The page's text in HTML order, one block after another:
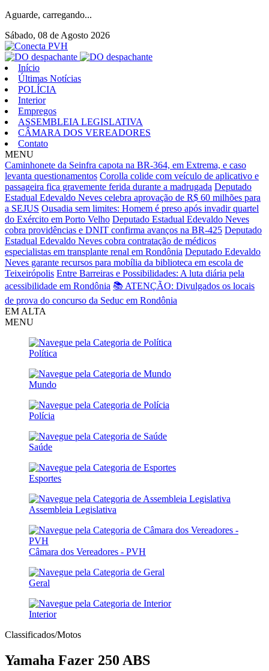
Aguarde, carregando...
Sábado, 08 de Agosto 2026
Início
Últimas Notícias
POLÍCIA
Interior
Empregos
ASSEMBLEIA LEGISLATIVA
CÂMARA DOS VEREADORES
Contato
MENU
Caminhonete da Seinfra capota na BR-364, em Extrema, e caso
levanta questionamentos Corolla colide com veículo de aplicativo e
passageira fica gravemente ferida durante a madrugada Deputado
Estadual Edevaldo Neves celebra aprovação de R$ 60 milhões para
a SEJUS Ousadia sem limites: Homem é preso após invadir quartel
do Exército em Porto Velho Deputado Estadual Edevaldo Neves
cobra providências e DNIT confirma avanços na BR-425 Deputado
Estadual Edevaldo Neves cobra contratação de médicos
especialistas em transplante renal em Rondônia Deputado Edevaldo
Neves garante recursos para mobília da biblioteca em escola de
Teixeirópolis Entre Barreiras e Possibilidades: A luta diária pela
acessibilidade em Rondônia 📚 ATENÇÃO: Divulgados os locais
de prova do concurso da Seduc em Rondônia
EM ALTA
MENU
Política
Mundo
Polícia
Saúde
Esportes
Assembleia Legislativa
Câmara dos Vereadores - PVH
Geral
Interior
Classificados/Motos
Yamaha Fazer 250 ABS